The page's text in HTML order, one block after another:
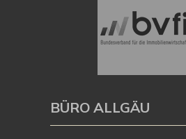
BÜRO ALLGÄU